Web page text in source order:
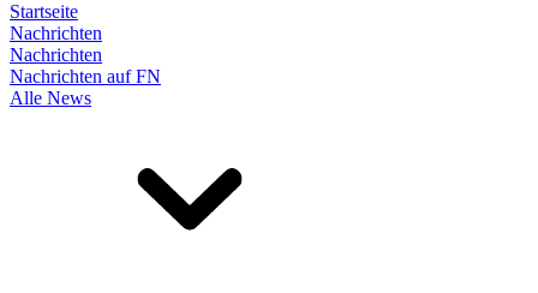
Startseite
Nachrichten
Nachrichten
Nachrichten auf FN
Alle News